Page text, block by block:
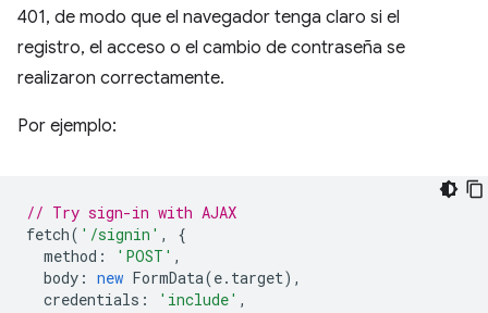
401, de modo que el navegador tenga claro si el
registro, el acceso o el cambio de contraseña se
realizaron correctamente.
Por ejemplo:
// Try sign-in with AJAX
fetch( '/signin' ,
{
method : 'POST' ,
body : new FormData(e. target),
credentials : 'include' ,